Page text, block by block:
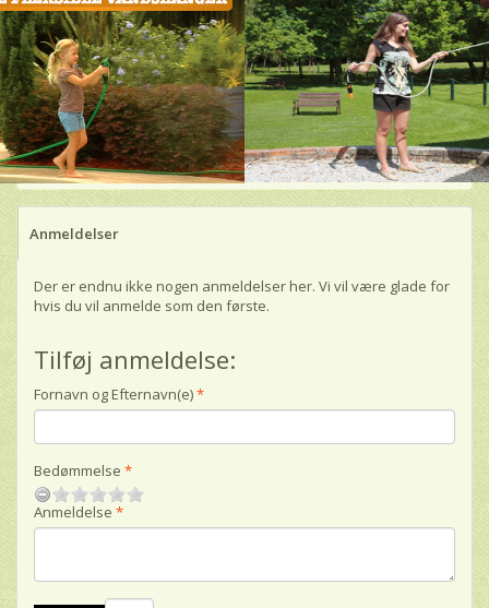
Anmeldelser
Der er endnu ikke nogen anmeldelser her. Vi vil være glade for
hvis du vil anmelde som den første.
Tilføj anmeldelse:
Fornavn og Efternavn(e)
Bedømmelse
Anmeldelse